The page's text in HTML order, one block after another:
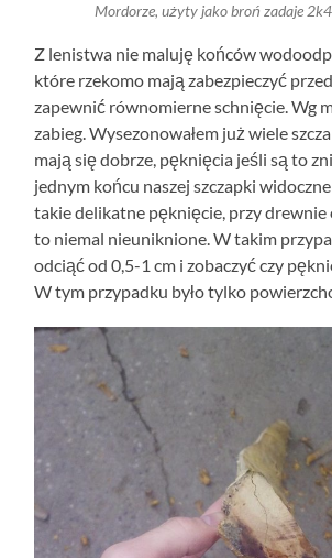
Mordorze, użyty jako broń zadaje
Z lenistwa nie maluję końców
które rzekomo mają zabezpieczyć
zapewnić równomierne schnięcie. Wg
zabieg. Wysezonowałem już wiele
mają się dobrze, pęknięcia jeśli są to
jednym końcu naszej szczapki
takie delikatne pęknięcie, przy
to niemal nieuniknione. W takim
odciąć od 0,5-1 cm i zobaczyć czy
W tym przypadku było tylko